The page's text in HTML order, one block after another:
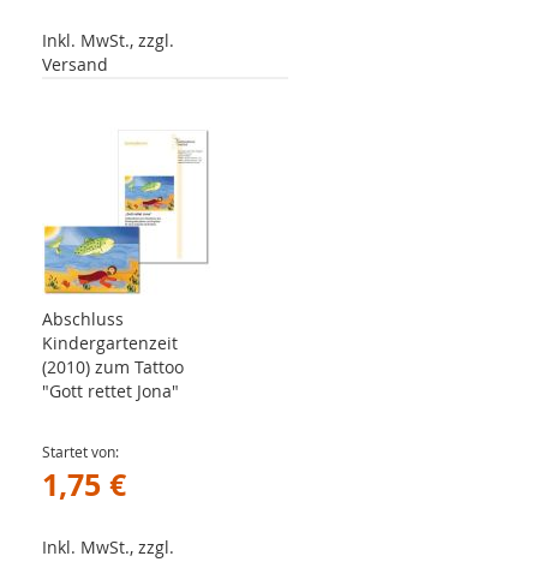
Inkl. MwSt., zzgl.
Versand
Abschluss
Kindergartenzeit
(2010) zum Tattoo
"Gott rettet Jona"
Startet von
1,75 €
Inkl. MwSt., zzgl.